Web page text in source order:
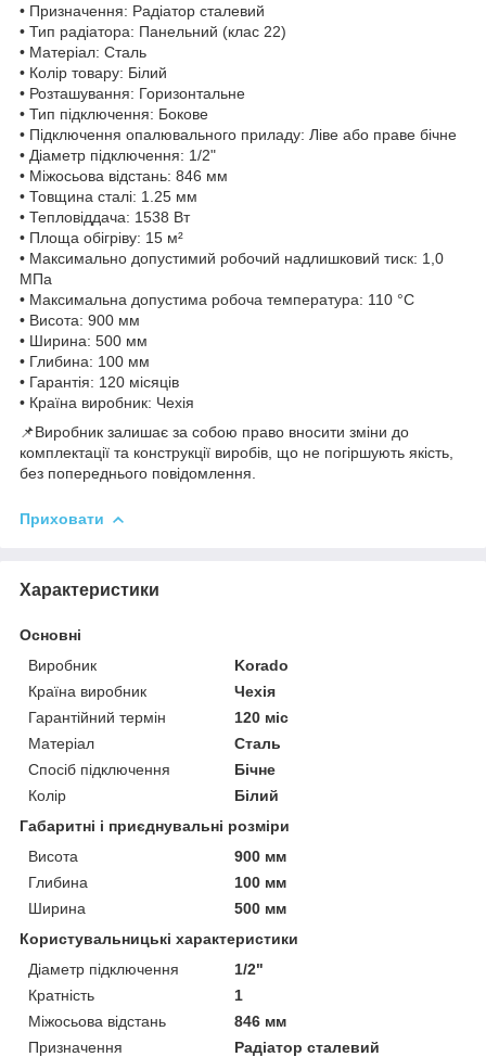
• Призначення: Радіатор сталевий
• Тип радіатора: Панельний (клас 22)
• Матеріал: Сталь
• Колір товару: Білий
• Розташування: Горизонтальне
• Тип підключення: Бокове
• Підключення опалювального приладу: Ліве або праве бічне
• Діаметр підключення: 1/2"
• Міжосьова відстань: 846 мм
• Товщина сталі: 1.25 мм
• Тепловіддача: 1538 Вт
• Площа обігріву: 15 м²
• Максимально допустимий робочий надлишковий тиск: 1,0
МПа
• Максимальна допустима робоча температура: 110 °C
• Висота: 900 мм
• Ширина: 500 мм
• Глибина: 100 мм
• Гарантія: 120 місяців
• Країна виробник: Чехія
📌Виробник залишає за собою право вносити зміни до
комплектації та конструкції виробів, що не погіршують якість,
без попереднього повідомлення.
Приховати
Характеристики
Основні
Виробник
Korado
Країна виробник
Чехія
Гарантійний термін
120 міс
Матеріал
Сталь
Спосіб підключення
Бічне
Колір
Білий
Габаритні і приєднувальні розміри
Висота
900 мм
Глибина
100 мм
Ширина
500 мм
Користувальницькі характеристики
Діаметр підключення
1/2"
Кратність
1
Міжосьова відстань
846 мм
Призначення
Радіатор сталевий